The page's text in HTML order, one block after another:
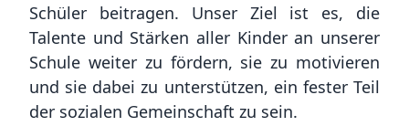
Schüler beitragen. Unser Ziel ist es, die
Talente und Stärken aller Kinder an unserer
Schule weiter zu fördern, sie zu motivieren
und sie dabei zu unterstützen, ein fester Teil
der sozialen Gemeinschaft zu sein.